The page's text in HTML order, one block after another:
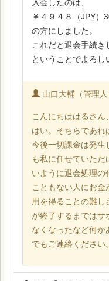
入会したのは、
￥４９４８（JPY）
の方にしました。
これだと退会手続
ということでよろし
山口大輔（管理人
こんにちははるさん、
はい。そちらであれ
今後一切課金は発生
も私に任せていただ
いように退会処理
こともない人にお
用を得ることの難
が終了するまではサ
なくなったなど何か
でもご連絡ください。